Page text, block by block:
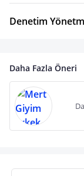
Denetim
Daha Fazla Öneri